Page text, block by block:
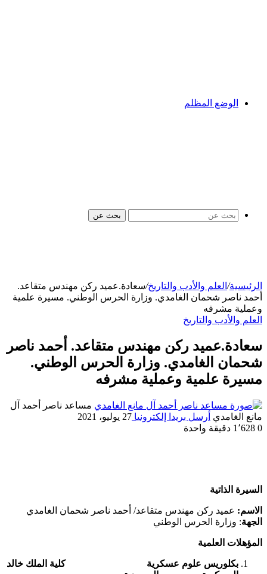
الوضع المظلم
بحث عن
الرئيسية/ العلم والأدب والتاريخ/سعادة.عميد ركن مهندس متقاعد.
أحمد ناصر شحمان الغامدي. وزارة الحرس الوطني. مسيرة علمية
وعملية مشرفه
العلم والأدب والتاريخ
سعادة.عميد ركن مهندس متقاعد. أحمد ناصر
شحمان الغامدي. وزارة الحرس الوطني.
مسيرة علمية وعملية مشرفه
مساعد ناصر أحمد آل
مانع الغامدي أرسل بريدا إلكترونيا 27 يوليو، 2021
0
دقيقة واحدة
السيرة الذاتية
الاسم: عميد ركن مهندس متقاعد/ أحمد ناصر شحمان الغامدي
الجهة: وزارة الحرس الوطني
المؤهلات العلمية
بكلوريس علوم عسكرية كلية الملك خالد